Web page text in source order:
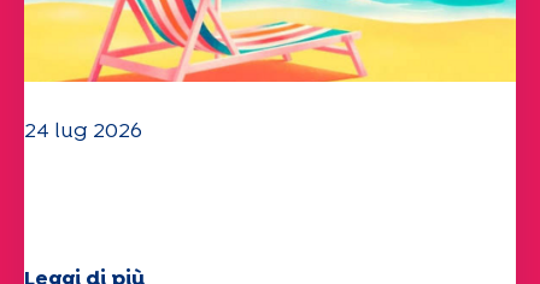
24 lug 2026
Leggi di più